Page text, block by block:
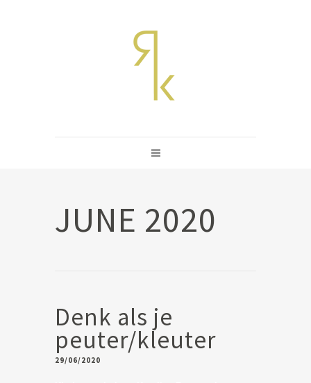
JUNE 2020
Denk als je
peuter/kleuter
29/06/2020